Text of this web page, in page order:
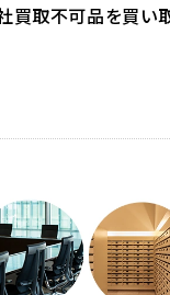
買取不可品を買い